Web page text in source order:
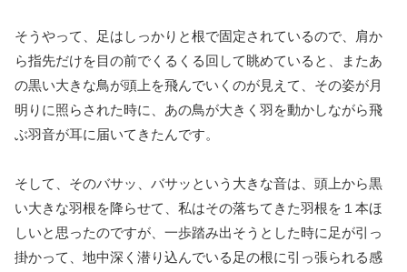
そうやって、足はしっかりと根で固定されているので、肩か
ら指先だけを目の前でくるくる回して眺めていると、またあ
の黒い大きな鳥が頭上を飛んでいくのが見えて、その姿が月
明りに照らされた時に、あの鳥が大きく羽を動かしながら飛
ぶ羽音が耳に届いてきたんです。
そして、そのバサッ、バサッという大きな音は、頭上から黒
い大きな羽根を降らせて、私はその落ちてきた羽根を１本ほ
しいと思ったのですが、一歩踏み出そうとした時に足が引っ
掛かって、地中深く潜り込んでいる足の根に引っ張られる感